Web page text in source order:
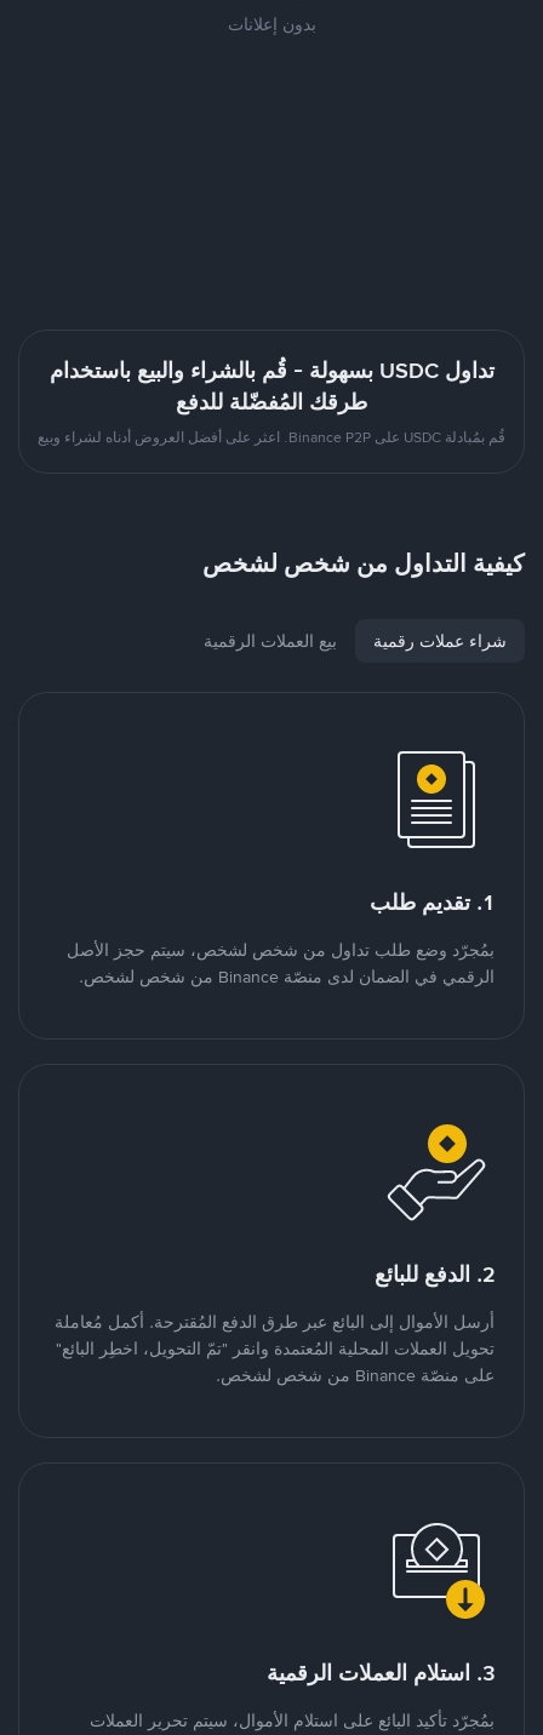
بدون إعلانات
تداول USDC بسهولة - قُم بالشراء والبيع باستخدام
طرقك المُفضّلة للدفع
قُم بمُبادلة USDC على Binance P2P. اعثر على أفضل العروض أدناه لشراء وبيع
كيفية التداول من شخص لشخص
شراء عملات رقمية بيع العملات الرقمية
1. تقديم طلب
بمُجرّد وضع طلب تداول من شخص لشخص، سيتم حجز الأصل
الرقمي في الضمان لدى منصّة Binance من شخص لشخص.
2. الدفع للبائع
أرسل الأموال إلى البائع عبر طرق الدفع المُقترحة. أكمل مُعاملة
تحويل العملات المحلية المُعتمدة وانقر "تمّ التحويل، اخطِر البائع"
على منصّة Binance من شخص لشخص.
3. استلام العملات الرقمية
بمُجرّد تأكيد البائع على استلام الأموال، سيتم تحرير العملات